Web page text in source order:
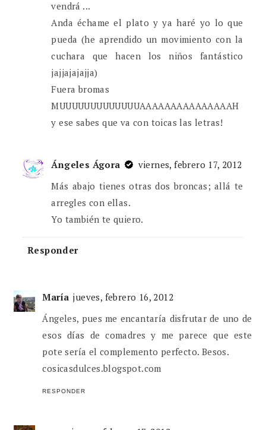
vendrá ...
Anda échame el plato y ya haré yo lo que
pueda (he aprendido un movimiento con la
cuchara que hacen los niños fantástico
jajjajajajja)
Fuera bromas
MUUUUUUUUUUUUUAAAAAAAAAAAAAAAH
y ese sabes que va con toicas las letras!
Ángeles Ágora
viernes, febrero 17, 2012
Más abajo tienes otras dos broncas; allá te
arregles con ellas.
Yo también te quiero.
Responder
María jueves, febrero 16, 2012
Ángeles, pues me encantaría disfrutar de uno de
esos días de comadres y me parece que este
pote sería el complemento perfecto. Besos.
cosicasdulces.blogspot.com
RESPONDER